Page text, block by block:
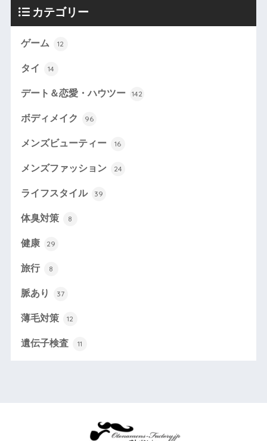
カテゴリー
ゲーム 12
タイ 14
デート＆恋愛・ハウツー 142
ボディメイク 96
メンズビューティー 16
メンズファッション 24
ライフスタイル 39
体臭対策 8
健康 29
旅行 8
脈あり 37
薄毛対策 12
遺伝子検査 11